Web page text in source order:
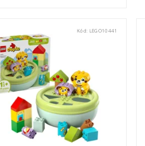
Kód: LEGO10441